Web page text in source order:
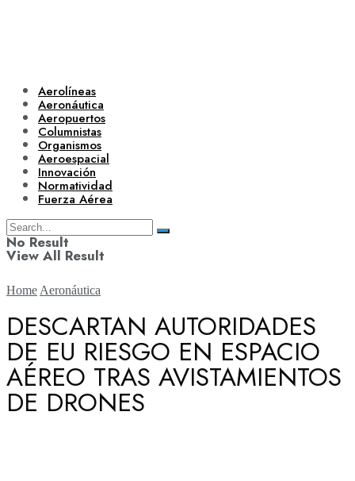
Aerolíneas
Aeronáutica
Aeropuertos
Columnistas
Organismos
Aeroespacial
Innovación
Normatividad
Fuerza Aérea
No Result
View All Result
Aerolíneas
Aeronáutica
Home Aeronáutica
DESCARTAN AUTORIDADES
DE EU RIESGO EN ESPACIO
AÉREO TRAS AVISTAMIENTOS
DE DRONES